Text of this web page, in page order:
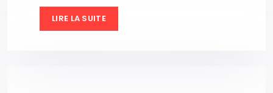
LIRE LA SUITE